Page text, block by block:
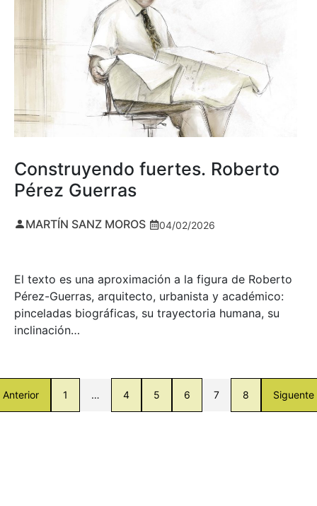
Construyendo fuertes. Roberto
Pérez Guerras
MARTÍN SANZ MOROS 04/02/2026
El texto es una aproximación a la figura de Roberto
Pérez-Guerras, arquitecto, urbanista y académico:
pinceladas biográficas, su trayectoria humana, su
inclinación…
Anterior 1 … 4 5 6 7 8 Siguente